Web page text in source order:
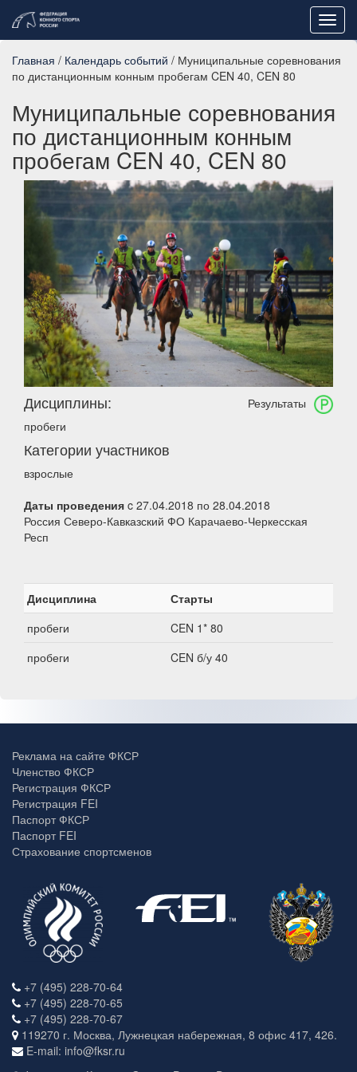
Главная / Календарь событий / Муниципальные соревнования
по дистанционным конным пробегам CEN 40, CEN 80
Муниципальные соревнования
по дистанционным конным
пробегам CEN 40, CEN 80
Результаты
Дисциплины:
пробеги
Категории участников
взрослые
Даты проведения c 27.04.2018 по 28.04.2018
Россия Северо-Кавказский ФО Карачаево-Черкесская
Респ
Дисциплина
Старты
пробеги
CEN 1* 80
пробеги
CEN б/у 40
Реклама на сайте ФКСР
Членство ФКСР
Регистрация ФКСР
Регистрация FEI
Паспорт ФКСР
Паспорт FEI
Страхование спортсменов
+7 (495) 228-70-64
+7 (495) 228-70-65
+7 (495) 228-70-67
119270 г. Москва, Лужнецкая набережная, 8 офис 417, 426.
E-mail: info@fksr.ru